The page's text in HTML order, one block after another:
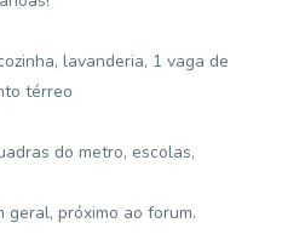
lavanderia, 1 vaga de
térreo
do metro, escolas,
geral, próximo ao forum.